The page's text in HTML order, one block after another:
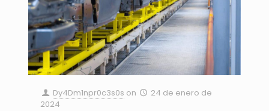
Dy4Dm1npr0c3s0s on
24 de enero de
2024